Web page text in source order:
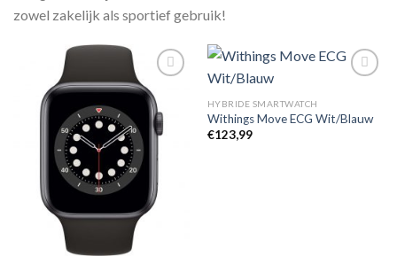
zowel zakelijk als sportief gebruik!
Toevoegen
aan
verlanglijst
Toevoegen
HYBRIDE SMARTWATCH
Withings Move ECG Wit/Blauw
€123,99